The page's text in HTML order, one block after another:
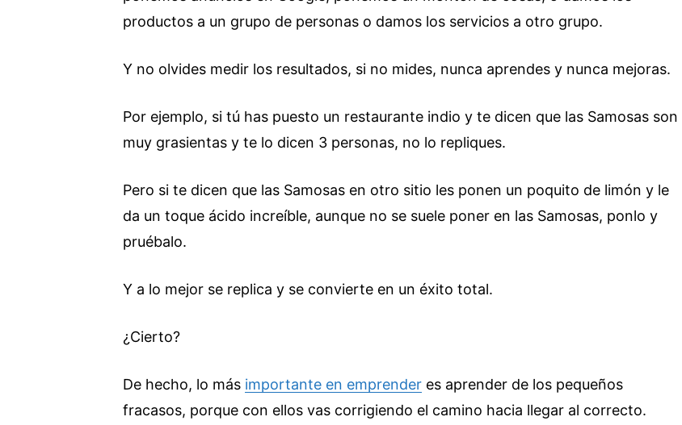
productos a un grupo de personas o damos los servicios a otro grupo.
Y no olvides medir los resultados, si no mides, nunca aprendes y nunca mejoras.
Por ejemplo, si tú has puesto un restaurante indio y te dicen que las Samosas son
muy grasientas y te lo dicen 3 personas, no lo repliques.
Pero si te dicen que las Samosas en otro sitio les ponen un poquito de limón y le
da un toque ácido increíble, aunque no se suele poner en las Samosas, ponlo y
pruébalo.
Y a lo mejor se replica y se convierte en un éxito total.
¿Cierto?
De hecho, lo más importante en emprender es aprender de los pequeños
fracasos, porque con ellos vas corrigiendo el camino hacia llegar al correcto.